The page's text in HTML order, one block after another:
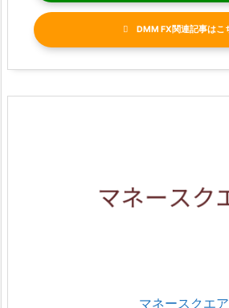
DMM FX関連記事
マネースクエア